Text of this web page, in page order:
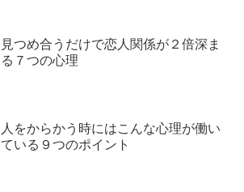
見つめ合うだけで恋人関係が２倍深ま
る７つの心理
人をからかう時にはこんな心理が働い
ている９つのポイント